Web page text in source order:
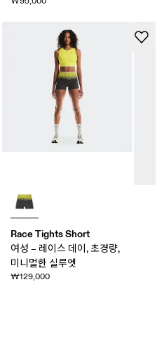
Race Tights Short
여성 – 레이스 데이, 초경량,
미니멀한 실루엣
₩129,000